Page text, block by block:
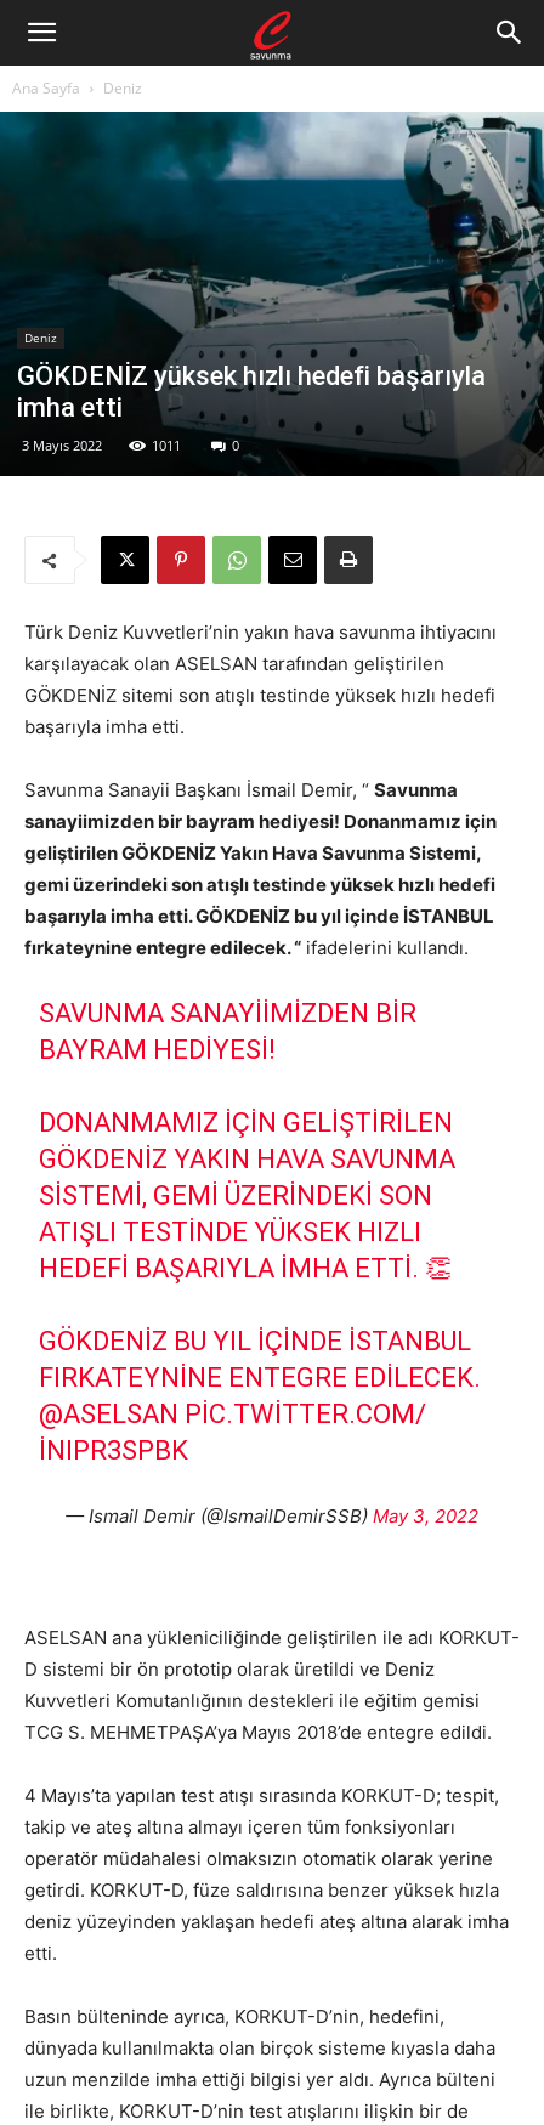
Ana Sayfa Deniz
Deniz
GÖKDENİZ yüksek hızlı hedefi başarıyla
imha etti
3 Mayıs 2022 1011 0
Türk Deniz Kuvvetleri’nin yakın hava savunma ihtiyacını
karşılayacak olan ASELSAN tarafından geliştirilen
GÖKDENİZ sitemi son atışlı testinde yüksek hızlı hedefi
başarıyla imha etti.
Savunma Sanayii Başkanı İsmail Demir, “ Savunma
sanayiimizden bir bayram hediyesi! Donanmamız için
geliştirilen GÖKDENİZ Yakın Hava Savunma Sistemi,
gemi üzerindeki son atışlı testinde yüksek hızlı hedefi
başarıyla imha etti. GÖKDENİZ bu yıl içinde İSTANBUL
fırkateynine entegre edilecek. “ ifadelerini kullandı.
SAVUNMA SANAYIIMIZDEN BIR
BAYRAM HEDIYESI!
DONANMAMIZ IÇIN GELIŞTIRILEN
GÖKDENİZ YAKIN HAVA SAVUNMA
SISTEMI, GEMI ÜZERINDEKI SON
ATIŞLI TESTINDE YÜKSEK HIZLI
HEDEFI BAŞARIYLA IMHA ETTI. 👏
GÖKDENİZ BU YIL IÇINDE İSTANBUL
FIRKATEYNINE ENTEGRE EDILECEK.
@ASELSAN PIC.TWITTER.COM/
INIPR3SPBK
— Ismail Demir (@IsmailDemirSSB) May 3, 2022
ASELSAN ana yükleniciliğinde geliştirilen ile adı KORKUT-
D sistemi bir ön prototip olarak üretildi ve Deniz
Kuvvetleri Komutanlığının destekleri ile eğitim gemisi
TCG S. MEHMETPAŞA’ya Mayıs 2018’de entegre edildi.
4 Mayıs’ta yapılan test atışı sırasında KORKUT-D; tespit,
takip ve ateş altına almayı içeren tüm fonksiyonları
operatör müdahalesi olmaksızın otomatik olarak yerine
getirdi. KORKUT-D, füze saldırısına benzer yüksek hızla
deniz yüzeyinden yaklaşan hedefi ateş altına alarak imha
etti.
Basın bülteninde ayrıca, KORKUT-D’nin, hedefini,
dünyada kullanılmakta olan birçok sisteme kıyasla daha
uzun menzilde imha ettiği bilgisi yer aldı. Ayrıca bülteni
ile birlikte, KORKUT-D’nin test atışlarını ilişkin bir de